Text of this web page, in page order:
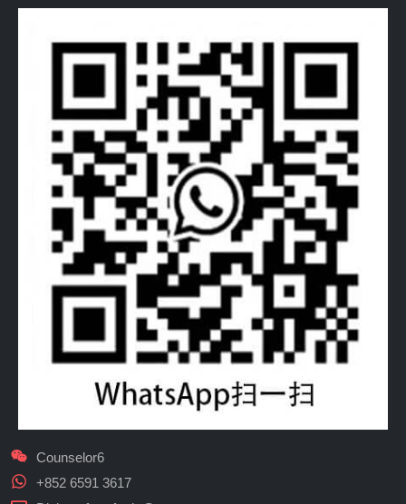
Counselor6
+852 6591 3617